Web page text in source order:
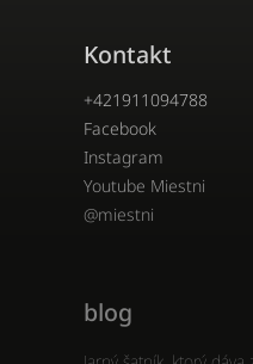
Kontakt
+421911094788
Facebook
Instagram
Youtube Miestni
@miestni
blog